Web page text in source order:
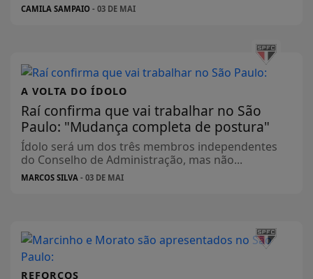
CAMILA SAMPAIO - 03 DE MAI
A VOLTA DO ÍDOLO
Raí confirma que vai trabalhar no São
Paulo: "Mudança completa de postura"
Ídolo será um dos três membros independentes
do Conselho de Administração, mas não...
MARCOS SILVA - 03 DE MAI
REFORÇOS